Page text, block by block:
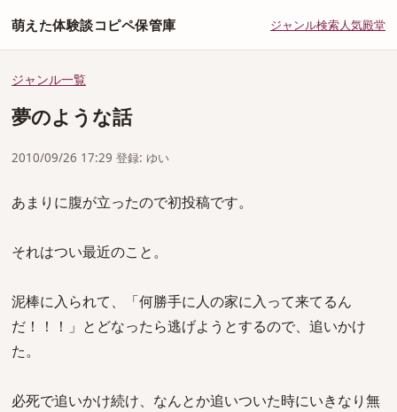
萌えた体験談コピペ保管庫 ジャンル検索人気殿堂
ジャンル一覧
夢のような話
2010/09/26 17:29 登録: ゆい
あまりに腹が立ったので初投稿です。
それはつい最近のこと。
泥棒に入られて、「何勝手に人の家に入って来てるん
だ！！！」とどなったら逃げようとするので、追いかけ
た。
必死で追いかけ続け、なんとか追いついた時にいきなり無